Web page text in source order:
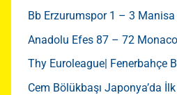
Bb Erzurumspor 1 – 3 Manisa
Anadolu Efes 87 – 72 Monaco
Thy Euroleague| Fenerbahçe
Cem Bölükbaşı Japonya’da İlk